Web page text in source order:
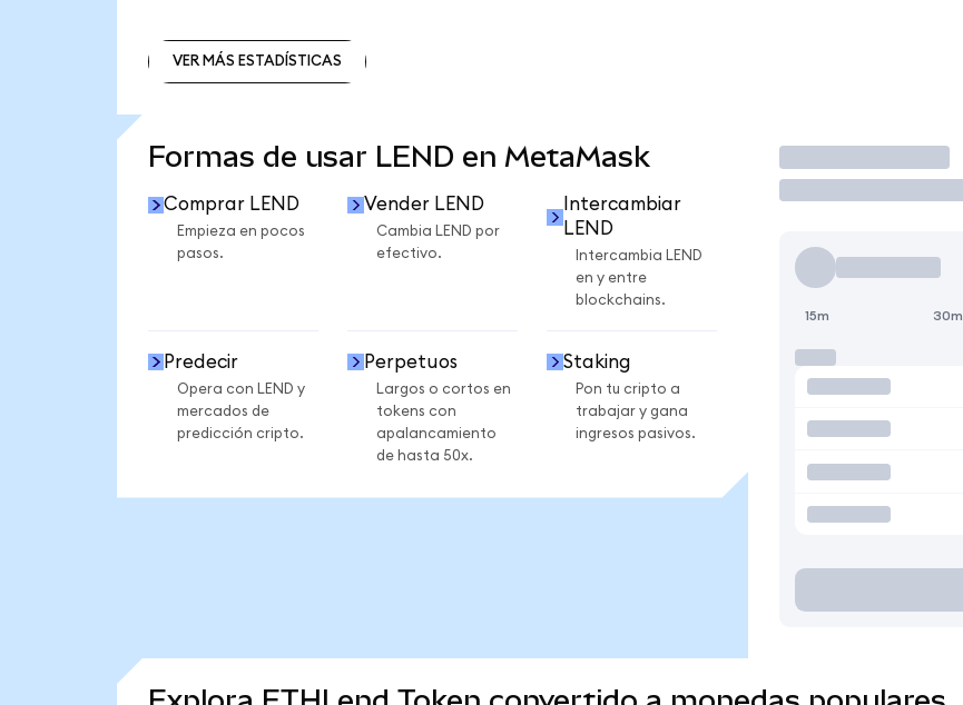
VER MÁS ESTADÍSTICAS
Formas de usar LEND en MetaMask
Comprar LEND
Empieza en pocos
pasos.
Vender LEND
Cambia LEND por
efectivo.
Intercambiar
LEND
Intercambia LEND
en y entre
blockchains.
Predecir
Opera con LEND y
mercados de
predicción cripto.
Perpetuos
Largos o cortos en
tokens con
apalancamiento
de hasta 50x.
Staking
Pon tu cripto a
trabajar y gana
ingresos pasivos.
Operar
15m 30m